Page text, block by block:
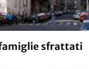
sfrattati